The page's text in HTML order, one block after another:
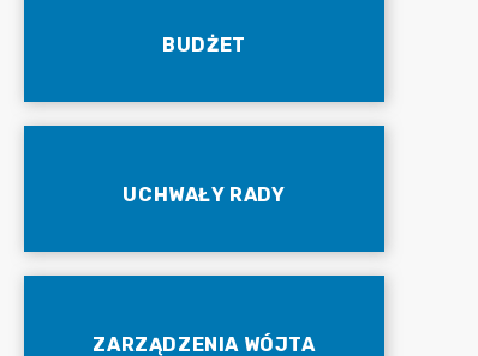
BUDŻET
UCHWAŁY RADY
ZARZĄDZENIA WÓJTA